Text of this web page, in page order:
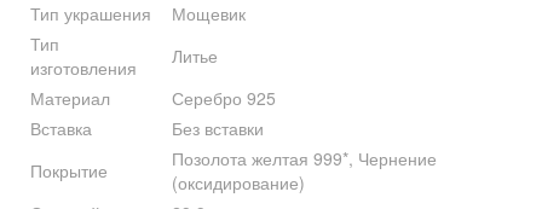
Тип украшения
Мощевик
Тип
изготовления
Литье
Материал
Серебро 925
Вставка
Без вставки
Покрытие
Позолота желтая 999*, Чернение
(оксидирование)